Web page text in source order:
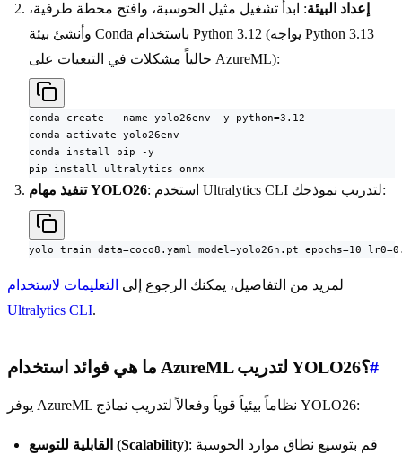
إعداد البيئة: ابدأ تشغيل مثيل الحوسبة، وافتح محطة طرفية،
وأنشئ بيئة Conda باستخدام Python 3.12 (يواجه Python 3.13
حالياً مشكلات في التبعيات على AzureML):
conda create --name yolo26env -y python=3.12
conda activate yolo26env
conda install pip -y
pip install ultralytics onnx
تنفيذ مهام YOLO26 : استخدم Ultralytics CLI لتدريب نموذجك:
yolo train data=coco8.yaml model=yolo26n.pt epochs=10
لمزيد من التفاصيل، يمكنك الرجوع إلى التعليمات لاستخدام
Ultralytics CLI.
ما هي فوائد استخدام AzureML لتدريب YOLO26؟#
يوفر AzureML نظاماً بيئياً قوياً وفعالاً لتدريب نماذج YOLO26:
القابلية للتوسع (Scalability): قم بتوسيع نطاق موارد الحوسبة